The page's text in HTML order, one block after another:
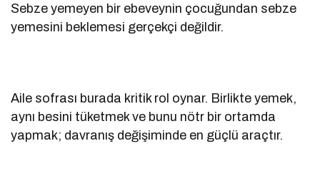
Sebze yemeyen bir ebeveynin çocuğundan sebze
yemesini beklemesi gerçekçi değildir.
Aile sofrası burada kritik rol oynar. Birlikte yemek,
aynı besini tüketmek ve bunu nötr bir ortamda
yapmak; davranış değişiminde en güçlü araçtır.